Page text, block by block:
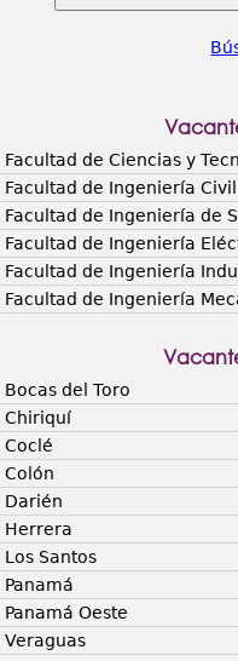
palabras
Facultad de Ciencias y
Facultad de Ingeniería Civil
Facultad de Ingeniería de
Facultad de Ingeniería
Facultad de Ingeniería
Facultad de Ingeniería
Bocas del Toro
Chiriquí
Coclé
Colón
Darién
Herrera
Los Santos
Panamá
Panamá Oeste
Veraguas